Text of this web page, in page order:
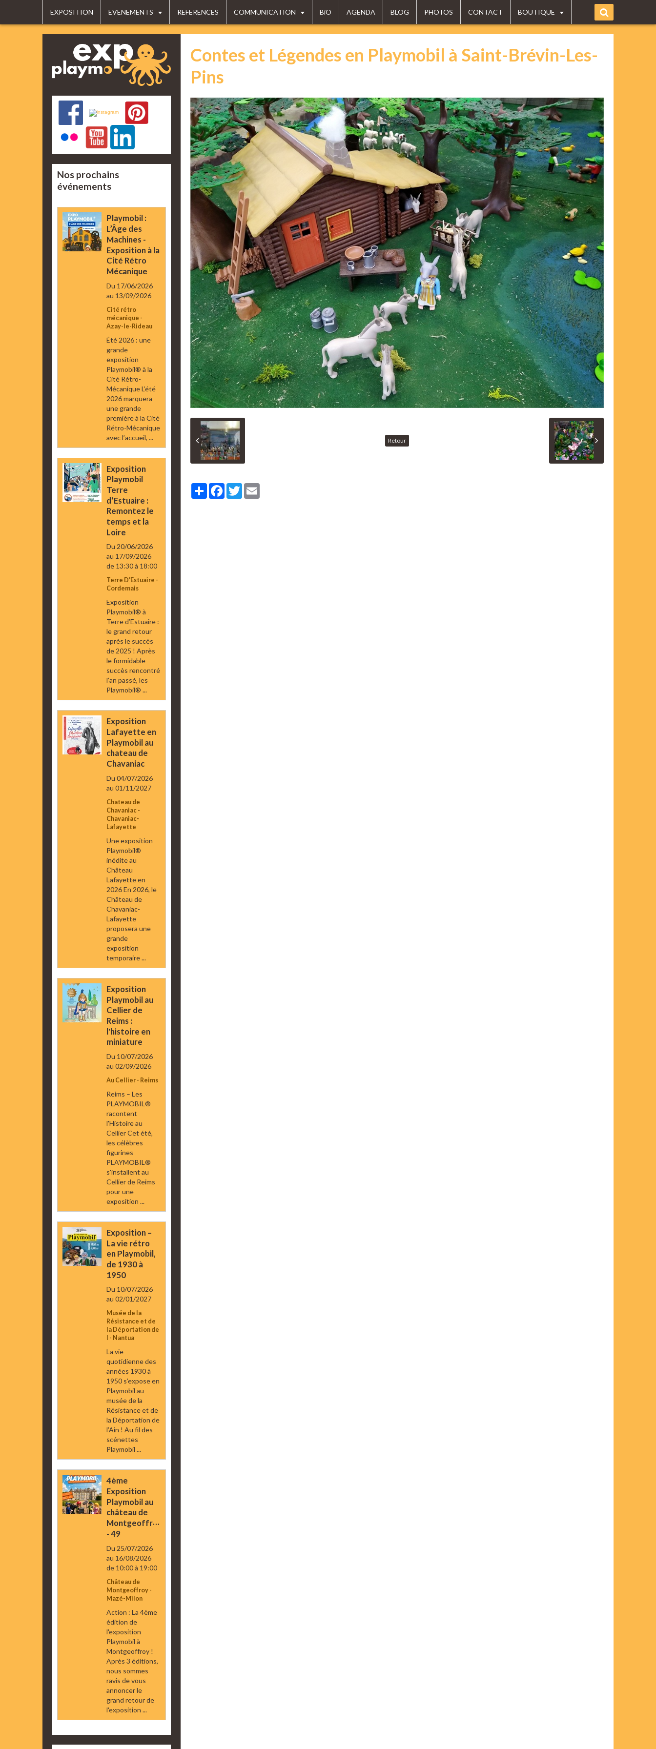
EXPOSITION EVENEMENTS REFERENCES COMMUNICATION BiO AGENDA BLOG PHOTOS CONTACT BOUTIQUE
Contes et Légendes en Playmobil à Saint-Brévin-Les-
Pins
Retour
PartagerFacebook
TwitterEmail
Nos prochains
événements
Playmobil :
L’Âge des
Machines -
Exposition à la
Cité Rétro
Mécanique
Du 17/06/2026
au 13/09/2026
Cité rétro
mécanique -
Azay-le-Rideau
Été 2026 : une
grande
exposition
Playmobil® à la
Cité Rétro-
Mécanique L’été
2026 marquera
une grande
première à la Cité
Rétro-Mécanique
avec l’accueil, ...
Exposition
Playmobil
Terre
d’Estuaire :
Remontez le
temps et la
Loire
Du 20/06/2026
au 17/09/2026
de 13:30à 18:00
Terre D'Estuaire -
Cordemais
Exposition
Playmobil® à
Terre d’Estuaire :
le grand retour
après le succès
de 2025 ! Après
le formidable
succès rencontré
l’an passé, les
Playmobil® ...
Exposition
Lafayette en
Playmobil au
chateau de
Chavaniac
Du 04/07/2026
au 01/11/2027
Chateau de
Chavaniac -
Chavaniac-
Lafayette
Une exposition
Playmobil®
inédite au
Château
Lafayette en
2026 En 2026, le
Château de
Chavaniac-
Lafayette
proposera une
grande
exposition
temporaire ...
Exposition
Playmobil au
Cellier de
Reims :
l'histoire en
miniature
Du 10/07/2026
au 02/09/2026
Au Cellier - Reims
Reims – Les
PLAYMOBIL®
racontent
l'Histoire au
Cellier Cet été,
les célèbres
figurines
PLAYMOBIL®
s'installent au
Cellier de Reims
pour une
exposition ...
Exposition –
La vie rétro
en Playmobil,
de 1930 à
1950
Du 10/07/2026
au 02/01/2027
Musée de la
Résistance et de
la Déportation de
l - Nantua
La vie
quotidienne des
années 1930 à
1950 s’expose en
Playmobil au
musée de la
Résistance et de
la Déportation de
l’Ain ! Au fil des
scénettes
Playmobil ...
4ème
Exposition
Playmobil au
château de
Montgeoffroy
- 49
Du 25/07/2026
au 16/08/2026
de 10:00à 19:00
Château de
Montgeoffroy -
Mazé-Milon
Action : La 4ème
édition de
l'exposition
Playmobil à
Montgeoffroy !
Après 3 éditions,
nous sommes
ravis de vous
annoncer le
grand retour de
l'exposition ...